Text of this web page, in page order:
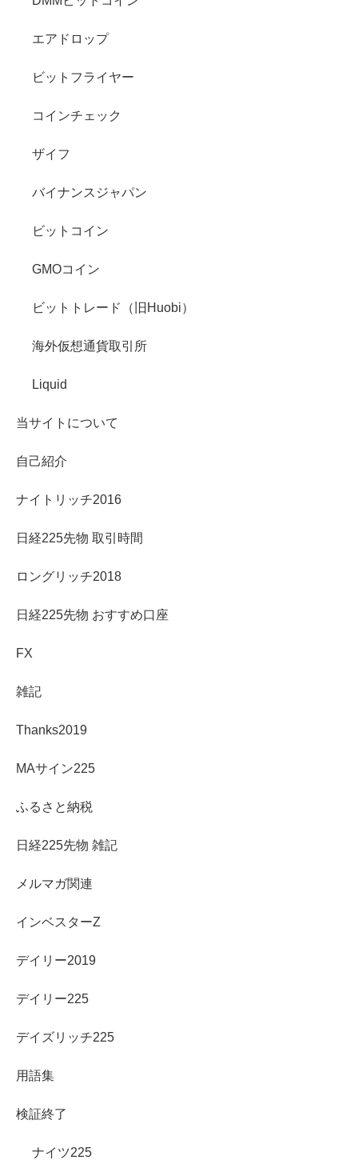
エアドロップ
ビットフライヤー
コインチェック
ザイフ
バイナンスジャパン
ビットコイン
GMOコイン
ビットトレード（旧Huobi）
海外仮想通貨取引所
Liquid
当サイトについて
自己紹介
ナイトリッチ2016
日経225先物 取引時間
ロングリッチ2018
日経225先物 おすすめ口座
FX
雑記
Thanks2019
MAサイン225
ふるさと納税
日経225先物 雑記
メルマガ関連
インベスターZ
デイリー2019
デイリー225
デイズリッチ225
用語集
検証終了
ナイツ225